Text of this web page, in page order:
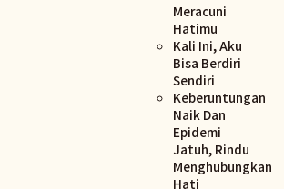
Meracuni
Hatimu
Kali Ini, Aku
Bisa Berdiri
Sendiri
Keberuntungan
Naik Dan
Epidemi
Jatuh, Rindu
Menghubungkan
Hati